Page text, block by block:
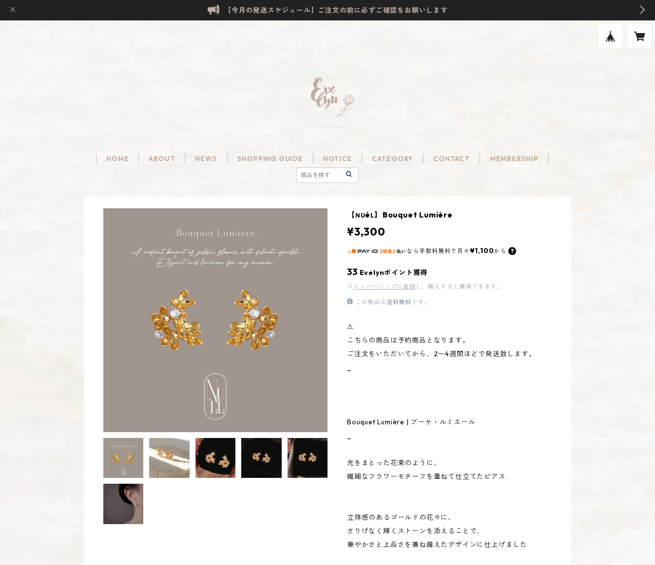
【今月の発送スケジュール】ご注文の前に必ずご確認をお願いします
HOME ABOUT NEWS SHOPPING GUIDE NOTICE CATEGORY CONTACT MEMBERSHIP
【ɴᴜéʟ】Bouquet Lumière
¥3,300
なら 手数料無料で 月々 ¥1,100から
33 Evelynポイント獲得
※ メンバーシップに登録 し、購入すると獲得できます。
この商品は送料無料です。
⚠︎
こちらの商品は予約商品となります。
ご注文をいただいてから、2〜4週間ほどで発送致します。
Bouquet Lumière | ブーケ・ルミエール
光をまとった花束のように、
繊細なフラワーモチーフを重ねて仕立てたピアス
立体感のあるゴールドの花々に、
さりげなく輝くストーンを添えることで、
華やかさと上品さを兼ね備えたデザインに仕上げました